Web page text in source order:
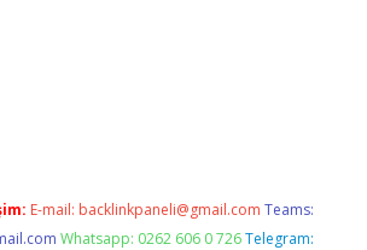
E-mail: backlinkpaneli@gmail.com Teams:
Whatsapp: 0262 606 0 726 Telegram: